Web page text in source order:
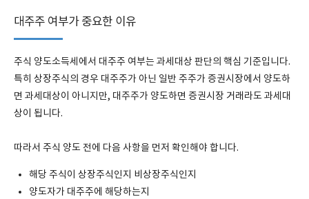
대주주 여부가 중요한 이유
주식 양도소득세에서 대주주 여부는 과세대상 판단의 핵심 기준입니다.
특히 상장주식의 경우 대주주가 아닌 일반 주주가 증권시장에서 양도하
면 과세대상이 아니지만, 대주주가 양도하면 증권시장 거래라도 과세대
상이 됩니다.
따라서 주식 양도 전에 다음 사항을 먼저 확인해야 합니다.
해당 주식이 상장주식인지 비상장주식인지
양도자가 대주주에 해당하는지